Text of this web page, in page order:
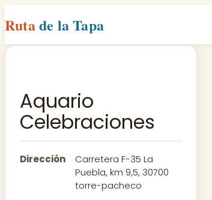
Rutade la Tapa
Aquario
Celebraciones
Dirección
Carretera F-35 La
Puebla, km 9,5, 30700
torre-pacheco